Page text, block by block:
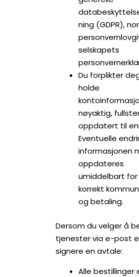
ning (GDPR),
selskapets
Du forplikter
holde
nøyaktig,
oppdatert til
Eventuelle
informasjonen
oppdateres
umiddelbart for
korrekt
og betaling.
Dersom du velger å
tjenester via e-post
signere en avtale:
Alle bestillinger